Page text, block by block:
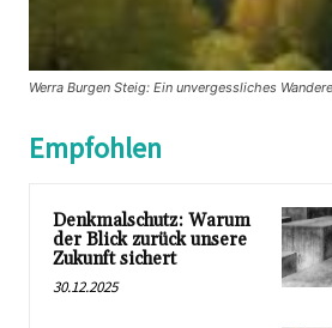
Werra Burgen Steig: Ein unvergessliches
Empfohlen
Denkmalschutz: Warum
der Blick zurück unsere
Zukunft sichert
30.12.2025